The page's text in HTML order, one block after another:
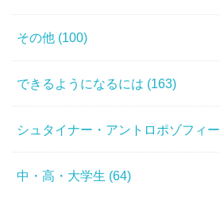
その他 (100)
できるようになるには (163)
シュタイナー・アントロポゾフィー
中・高・大学生 (64)